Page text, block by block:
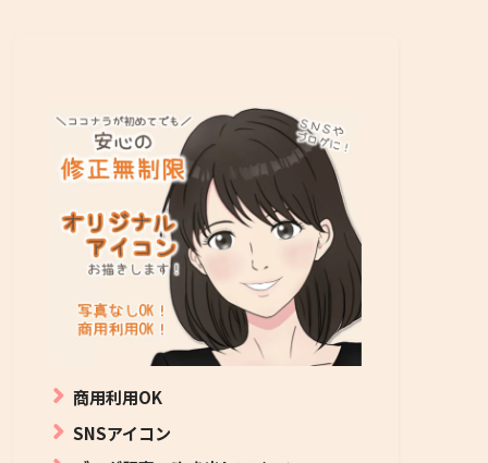
商用利用OK
SNSアイコン